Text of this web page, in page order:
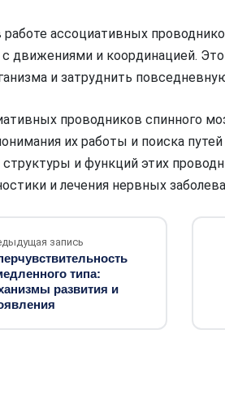
ассоциативных
движениями и координацией.
и затруднить
проводников спинного
их работы и поиска
структуры и функций этих
и лечения нервных
запись
типа:
развития и